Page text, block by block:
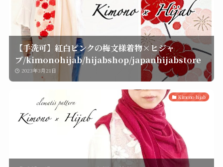
【手洗可】紅白ピンクの梅文様着物×ヒジャ
ブ/kimonohijab/hijabshop/japanhijabstore
2023年3月21日
Kimono hijab